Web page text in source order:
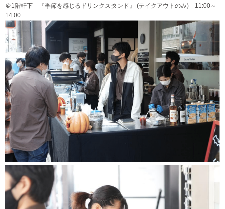
＠1階軒下 『季節を感じるドリンクスタンド』 (テイクアウトのみ) 11:00～
14:00